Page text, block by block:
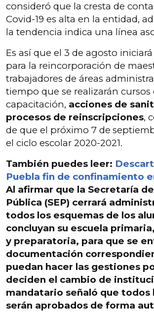
consideró que la cresta de
Covid-19 es alta en la entidad,
la tendencia indica una línea
Es así que el 3 de agosto
para la reincorporación de
trabajadores de áreas
tiempo que se realizarán cursos
capacitación, acciones de
procesos de reinscripciones,
de que el próximo 7 de
el ciclo escolar 2020-2021.
También puedes leer:
Puebla fin de confinamiento
Al afirmar que la Secretaría
Pública (SEP) cerrará
todos los esquemas de los
concluyan su escuela
y preparatoria, para que se
documentación
puedan hacer las gestiones
deciden el cambio de
mandatario señaló que todos
serán aprobados de forma